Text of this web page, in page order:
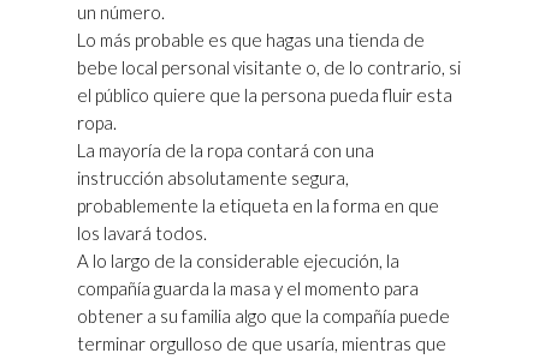
un número.
Lo más probable es que hagas una tienda de
bebe local personal visitante o, de lo contrario, si
el público quiere que la persona pueda fluir esta
ropa.
La mayoría de la ropa contará con una
instrucción absolutamente segura,
probablemente la etiqueta en la forma en que
los lavará todos.
A lo largo de la considerable ejecución, la
compañía guarda la masa y el momento para
obtener a su familia algo que la compañía puede
terminar orgulloso de que usaría, mientras que